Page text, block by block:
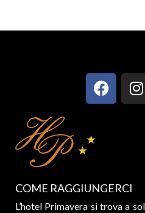
COME RAGGIUNGERCI
L’hotel Primavera si trova a